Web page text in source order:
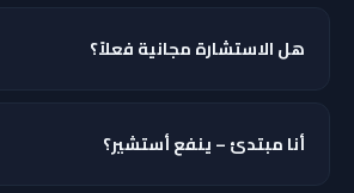
هل الاستشارة مجانية فعلاً؟
والمكملات مجاناً لكل الرياضيين. مش مطلوب
حاجة عشان تحصل على النصيحة.
أنا مبتدئ – ينفع أستشير؟